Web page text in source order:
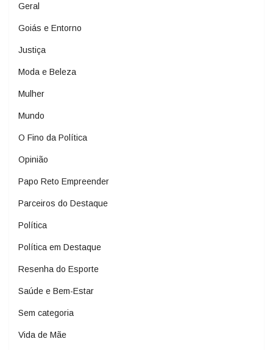
Geral
Goiás e Entorno
Justiça
Moda e Beleza
Mulher
Mundo
O Fino da Política
Opinião
Papo Reto Empreender
Parceiros do Destaque
Política
Política em Destaque
Resenha do Esporte
Saúde e Bem-Estar
Sem categoria
Vida de Mãe